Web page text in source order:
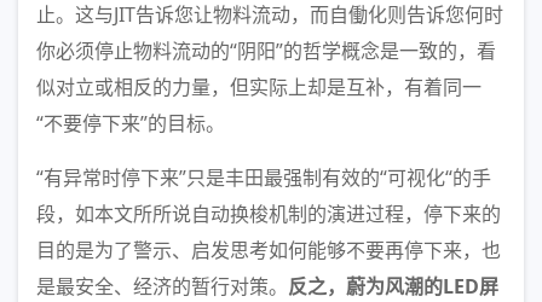
止。这与JIT告诉您让物料流动，而自働化则告诉您何时
你必须停止物料流动的“阴阳”的哲学概念是一致的，看
似对立或相反的力量，但实际上却是互补，有着同一
“不要停下来”的目标。
“有异常时停下来”只是丰田最强制有效的“可视化“的手
段，如本文所所说自动换梭机制的演进过程，停下来的
目的是为了警示、启发思考如何能够不要再停下来，也
是最安全、经济的暂行对策。 反之，蔚为风潮的LED屏